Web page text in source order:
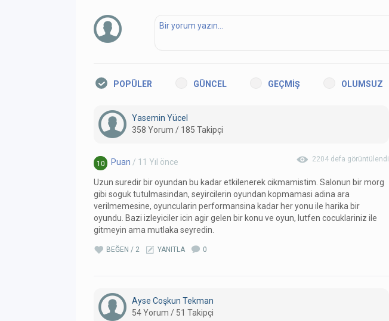
POPÜLER GÜNCEL GEÇMİŞ OLUMSUZ
Yasemin Yücel
358 Yorum / 185 Takipçi
2204 defa görüntülendi
10 Puan / 11 Yıl önce
Uzun suredir bir oyundan bu kadar etkilenerek cikmamistim. Salonun bir morg
gibi soguk tutulmasindan, seyircilerin oyundan kopmamasi adina ara
verilmemesine, oyuncularin performansina kadar her yonu ile harika bir
oyundu. Bazi izleyiciler icin agir gelen bir konu ve oyun, lutfen cocuklariniz ile
gitmeyin ama mutlaka seyredin.
BEĞEN / 2 YANITLA 0
Ayse Coşkun Tekman
54 Yorum / 51 Takipçi